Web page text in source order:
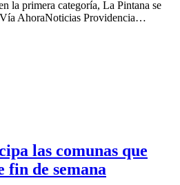
la primera categoría, La Pintana se
AhoraNoticias Providencia…
las comunas que
fin de semana